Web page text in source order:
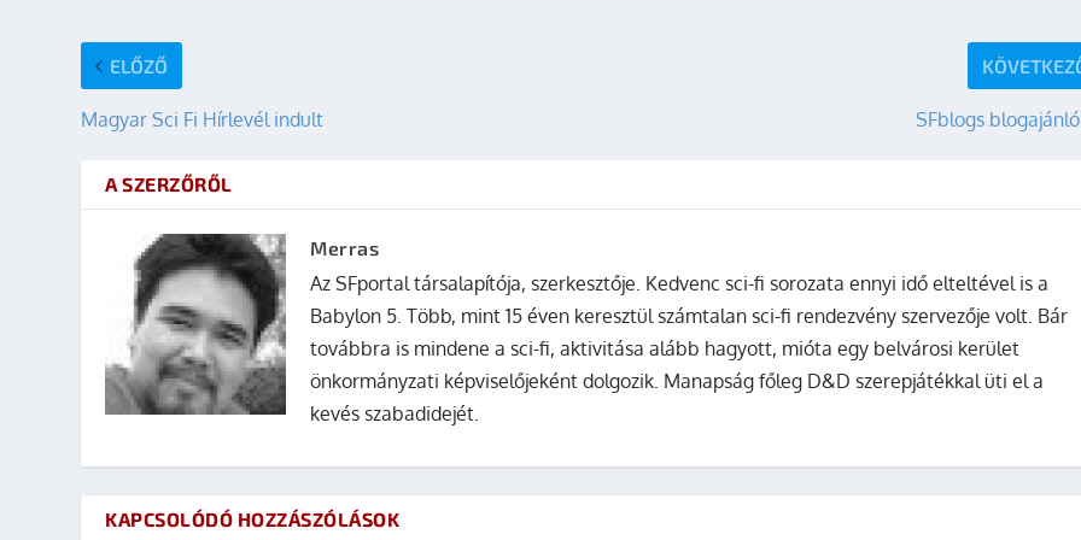
ELŐZŐ
Magyar Sci Fi Hírlevél indult SFblogs
A SZERZŐRŐL
Merras
Az SFportal társalapítója, szerkesztője. Kedvenc sci-fi sorozata ennyi idő elteltével is a
Babylon 5. Több, mint 15 éven keresztül számtalan sci-fi rendezvény szervezője volt. Bár
továbbra is mindene a sci-fi, aktivitása alább hagyott, mióta egy belvárosi kerület
önkormányzati képviselőjeként dolgozik. Manapság főleg D&D szerepjátékkal üti el a
kevés szabadidejét.
KAPCSOLÓDÓ HOZZÁSZÓLÁSOK